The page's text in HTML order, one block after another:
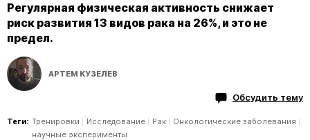
Регулярная физическая активность снижает
риск развития 13 видов рака на 26%, и это не
предел.
АРТЕМ КУЗЕЛЕВ
Обсудить тему
Теги: Тренировки Исследование Рак
Онкологические заболевания
научные эксперименты